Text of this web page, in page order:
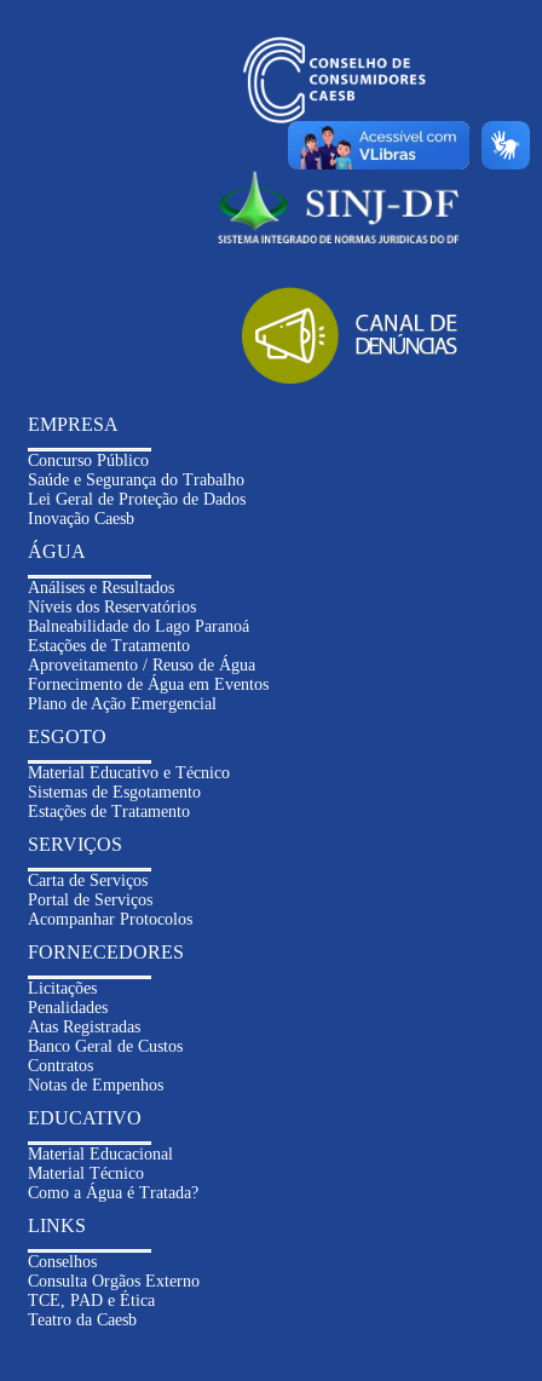
EMPRESA
Concurso Público
Saúde e Segurança do Trabalho
Lei Geral de Proteção de Dados
Inovação Caesb
ÁGUA
Análises e Resultados
Níveis dos Reservatórios
Balneabilidade do Lago Paranoá
Estações de Tratamento
Aproveitamento / Reuso de Água
Fornecimento de Água em Eventos
Plano de Ação Emergencial
ESGOTO
Material Educativo e Técnico
Sistemas de Esgotamento
Estações de Tratamento
SERVIÇOS
Carta de Serviços
Portal de Serviços
Acompanhar Protocolos
FORNECEDORES
Licitações
Penalidades
Atas Registradas
Banco Geral de Custos
Contratos
Notas de Empenhos
EDUCATIVO
Material Educacional
Material Técnico
Como a Água é Tratada?
LINKS
Conselhos
Consulta Orgãos Externo
TCE, PAD e Ética
Teatro da Caesb